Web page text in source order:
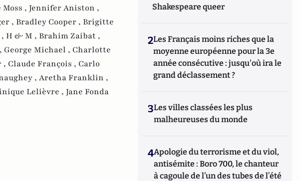
Moss , Jennifer Aniston ,
, Bradley Cooper , Brigitte
H & M , Brahim Zaibat ,
George Michael , Charlotte
, Claude François , Carlo
, Aretha Franklin ,
Lelièvre , Jane Fonda
Shakespeare queer
2Les Français moins riches que la
moyenne européenne pour la 3e
année consécutive : jusqu'où ira le
grand déclassement ?
3Les villes classées les plus
malheureuses du monde
4Apologie du terrorisme et du viol,
antisémite : Boro 700, le chanteur
à cagoule de l’un des tubes de l’été